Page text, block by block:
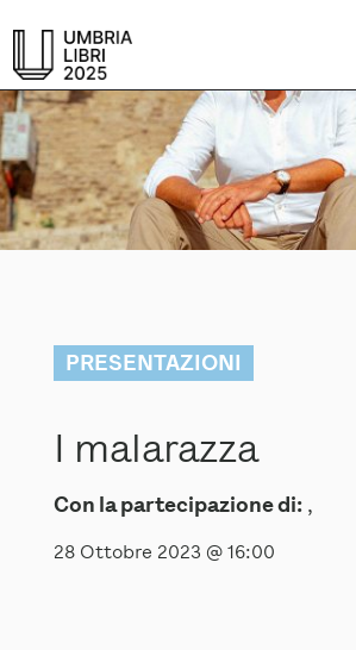
PRESENTAZIONI
I malarazza
Con la partecipazione di:,
28 Ottobre 2023 @ 16:00